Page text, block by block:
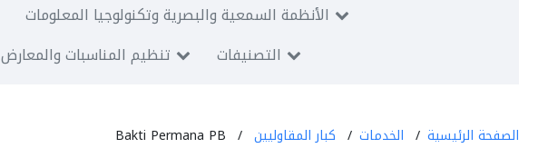
الأنظمة السمعية والبصرية وتكنولوجيا المعلومات
تنظيم المناسبات والمعارض التصنيفات
الصفحة الرئيسية الخدمات كبار المقاوليين Bakti Permana PB